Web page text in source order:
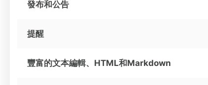
發布和公告
提醒
豐富的文本編輯、HTML和Markdown